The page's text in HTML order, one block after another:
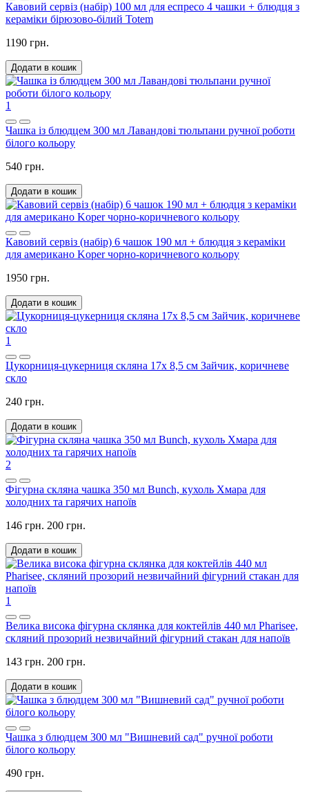
Кавовий сервіз (набір) 100 мл для еспресо 4 чашки + блюдця з
кераміки бірюзово-білий Totem
1190 грн.
Додати в кошик
1
Чашка із блюдцем 300 мл Лавандові тюльпани ручної роботи
білого кольору
540 грн.
Додати в кошик
Кавовий сервіз (набір) 6 чашок 190 мл + блюдця з кераміки
для американо Koper чорно-коричневого кольору
1950 грн.
Додати в кошик
1
Цукорниця-цукерниця скляна 17x 8,5 см Зайчик, коричневе
скло
240 грн.
Додати в кошик
2
Фігурна скляна чашка 350 мл Bunch, кухоль Хмара для
холодних та гарячих напоїв
146 грн. 200 грн.
Додати в кошик
1
Велика висока фігурна склянка для коктейлів 440 мл Pharisee,
скляний прозорий незвичайний фігурний стакан для напоїв
143 грн. 200 грн.
Додати в кошик
Чашка з блюдцем 300 мл "Вишневий сад" ручної роботи
білого кольору
490 грн.